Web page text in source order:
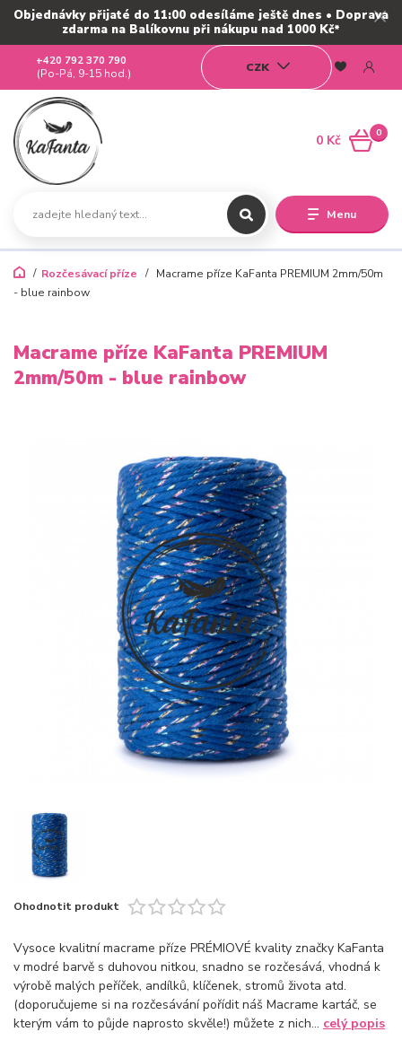
Objednávky přijaté do 11:00 odesíláme ještě dnes • Doprava
zdarma na Balíkovnu při nákupu nad 1000 Kč*
Menu
CZK
+420 792 370 790
(Po-Pá, 9-15 hod.)
0
0 Kč
Rozčesávací příze
Macrame příze KaFanta PREMIUM 2mm/50m
- blue rainbow
Macrame příze KaFanta PREMIUM
2mm/50m - blue rainbow
Ohodnotit produkt
Vysoce kvalitní macrame příze PRÉMIOVÉ kvality značky KaFanta
v modré barvě s duhovou nitkou, snadno se rozčesává, vhodná k
výrobě malých peříček, andílků, klíčenek, stromů života atd.
(doporučujeme si na rozčesávání pořídit náš Macrame kartáč, se
kterým vám to půjde naprosto skvěle!) můžete z nich... celý popis